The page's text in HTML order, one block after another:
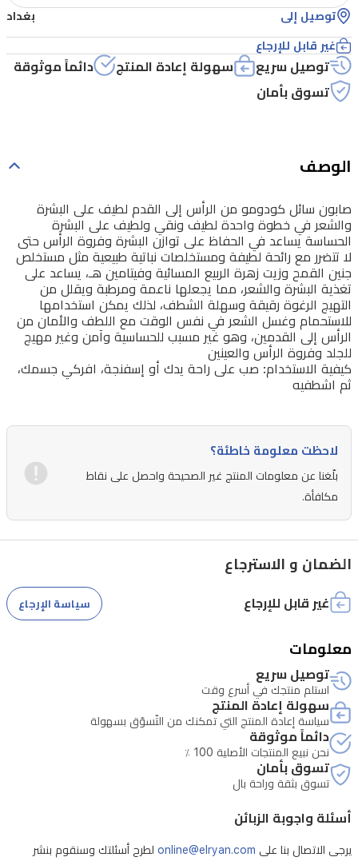
توصيل إلى بغداد
غير قابل للإرجاع
توصيل سريع سهولة إعادة المنتج
دائماً موثوقة
تسوق بأمان
الوصف
صابون سائل كودومو من الرأس إلى القدم لطيف على البشرة
والشعر في خطوة واحدة لطيف ونقي ولطيف على البشرة
الحساسة يساعد في الحفاظ على توازن البشرة وفروة الرأس حتى
لا تتضرر مع رائحة لطيفة ومستخلصات نباتية طبيعية مثل مستخلص
جنين القمح وزيت زهرة الربيع المسائية وفيتامين هـ، يساعد على
تغذية البشرة والشعر، مما يجعلها ناعمة ومرطبة ويقلل من
التهيج الرغوة رقيقة وسهلة الشطف، لذلك يمكن استخدامها
للاستحمام وغسل الشعر في نفس الوقت مع اللطف والأمان من
الرأس إلى القدمين، وهو غير مسبب للحساسية وآمن وغير مهيج
للجلد وفروة الرأس والعينين
كيفية الاستخدام: صب على راحة يدك أو إسفنجة، افركي جسمك،
ثم اشطفيه
لاحظت معلومة خاطئة؟
بلّغنا عن معلومات المنتج غير الصحيحة واحصل على نقاط
مكافأة.
الضمان و الاسترجاع
غير قابل للإرجاع سياسة الإرجاع
معلومات
توصيل سريع
استلم منتجك في أسرع وقت
سهولة إعادة المنتج
سياسة إعادة المنتج التي تمكنك من التّسوّق بسهولة
دائماً موثوقة
نحن نبيع المنتجات الأصلية 100 ٪
تسوق بأمان
تسوق بثقة وراحة بال
أسئلة واجوبة الزبائن
يرجى الاتصال بنا على online@elryan.com لطرح أسئلتك وسنقوم بنشر